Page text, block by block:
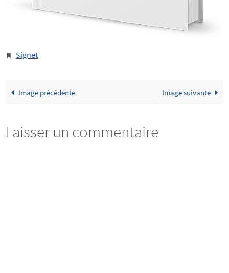
Signet.
Image précédente Image suivante
Laisser un commentaire